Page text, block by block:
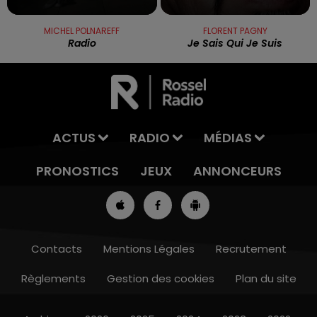
13h00 - 16h00
MICHEL POLNAREFF
Radio
FLORENT PAGNY
Je Sais Qui Je Suis
ACTUS RADIO
MÉDIAS
PRONOSTICS
JEUX ANNONCEURS
Contacts Mentions Légales
Recrutement
Règlements
Gestion des cookies Plan du site